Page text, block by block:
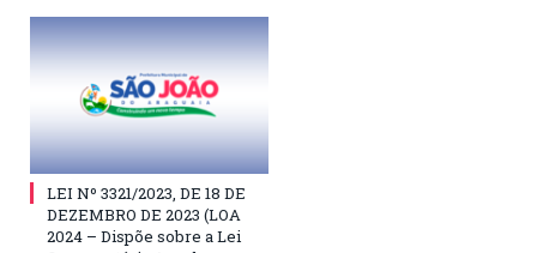
LEI Nº 3321/2023, DE 18 DE
DEZEMBRO DE 2023 (LOA
2024 – Dispõe sobre a Lei